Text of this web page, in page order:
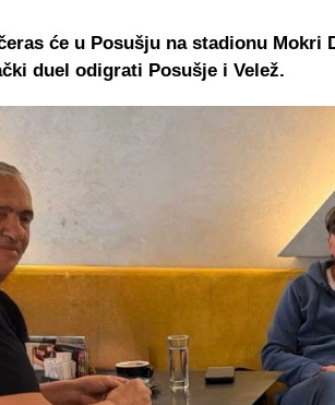
će u Posušju na stadionu Mokri
duel odigrati Posušje i Velež.